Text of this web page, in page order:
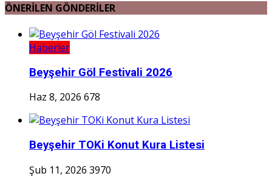
ÖNERİLEN GÖNDERİLER
Haberler
Beyşehir Göl Festivali 2026
Haz 8, 2026 678
Beyşehir TOKi Konut Kura Listesi
Şub 11, 2026 3970